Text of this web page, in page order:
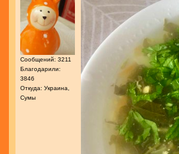
Сообщений: 3211
Благодарили:
3846
Откуда: Украина,
Сумы